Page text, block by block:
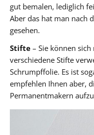
gut bemalen, lediglich
Aber das hat man nach
gesehen.
Stifte – Sie können
verschiedene Stifte
Schrumpffolie. Es ist
empfehlen Ihnen aber,
Permanentmakern